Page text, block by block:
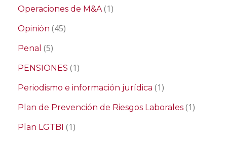
Operaciones de M&A(1)
Opinión (45)
Penal (5)
PENSIONES (1)
Periodismo e información jurídica (1)
Plan de Prevención de Riesgos Laborales (1)
Plan LGTBI (1)